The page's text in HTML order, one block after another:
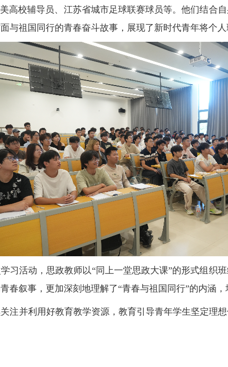
高校辅导员、江苏省城市足球联赛球员等。他们结合
与祖国同行的青春奋斗故事，展现了新时代青年将个人
习活动，思政教师以“同上一堂思政大课”的形式组织
春叙事，更加深刻地理解了“青春与祖国同行”的内涵
注并利用好教育教学资源，教育引导青年学生坚定理